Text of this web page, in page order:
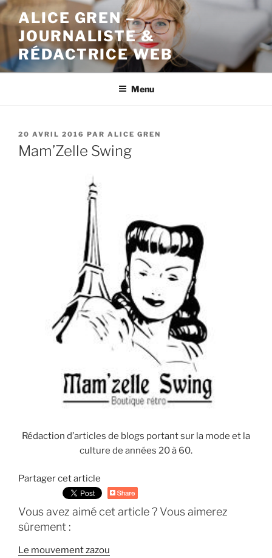
Aller
au
contenu
principal
ALICE GREN –
JOURNALISTE &
RÉDACTRICE WEB
Menu
PUBLIÉ
LE
20 AVRIL 2016 PAR ALICE GREN
Mam’Zelle Swing
Rédaction d’articles de blogs portant sur la mode et la
culture de années 20 à 60.
Partager cet article
Vous avez aimé cet article ? Vous aimerez
sûrement :
Le mouvement zazou